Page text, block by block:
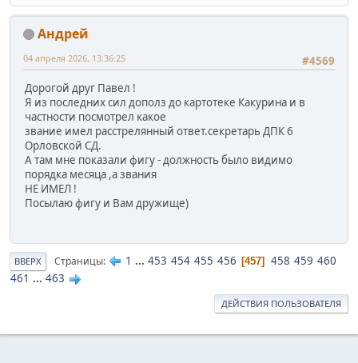
Андрей
#4569
04 апреля 2026, 13:36:25
Дорогой друг Павел !
Я из последних сил дополз до картотеке Какурина и в
частности посмотрел какое
звание имел расстрелянный ответ.секретарь ДПК 6
Орловской СД.
А там мне показали фигу - должность было видимо
порядка месяца ,а звания
НЕ ИМЕЛ !
Посылаю фигу и Вам дружище)
ВВЕРХ Страницы 1 ... 453 454 455 456 457 458 459 460
461 ... 463
ДЕЙСТВИЯ ПОЛЬЗОВАТЕЛЯ